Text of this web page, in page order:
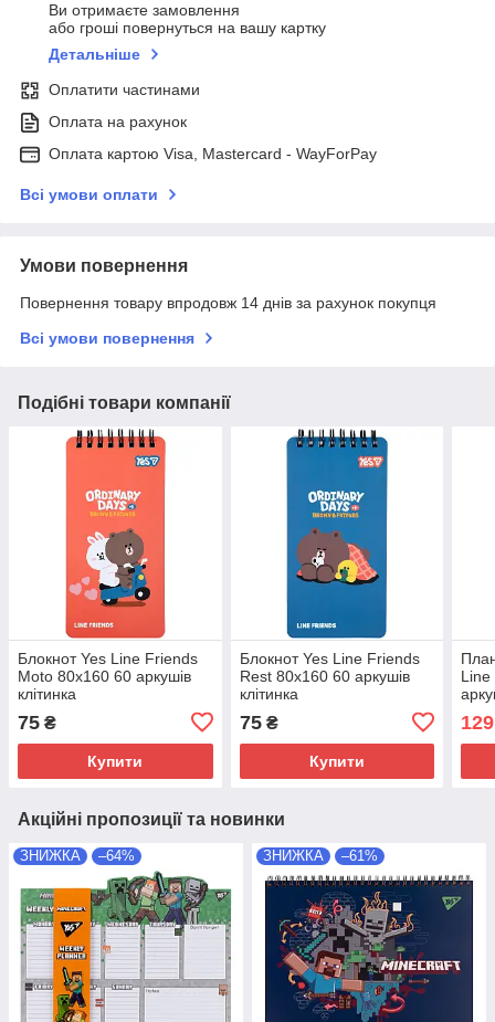
Ви отримаєте замовлення
або гроші повернуться на вашу картку
Детальніше
Оплатити частинами
Оплата на рахунок
Оплата картою Visa, Mastercard - WayForPay
Всі умови оплати
Умови повернення
Повернення товару впродовж 14 днів за рахунок покупця
Всі умови повернення
Подібні товари компанії
Блокнот Yes Line Friends
Moto 80x160 60 аркушів
клітинка
75 ₴
Купити
Блокнот Yes Line Friends
Rest 80x160 60 аркушів
клітинка
75₴
Купити
Line
129
Акційні пропозиції та новинки
ЗНИЖКА –64% ЗНИЖКА –61%